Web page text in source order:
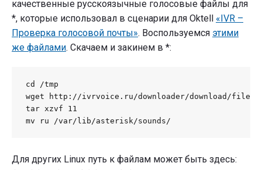
качественные русскоязычные голосовые файлы для
*, которые использовал в сценарии для Oktell «IVR –
Проверка голосовой почты». Воспользуемся этими
же файлами. Скачаем и закинем в *:
cd /tmp
wget http://ivrvoice.ru/downloader/download/file/
tar xzvf 11
mv ru /var/lib/asterisk/sounds/
Для других Linux путь к файлам может быть здесь: